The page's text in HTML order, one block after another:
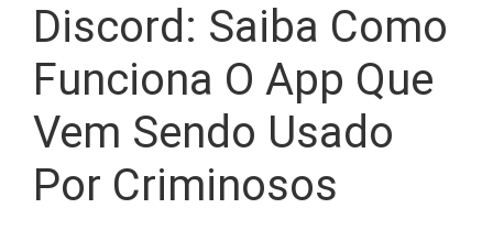
Discord: Saiba Como
Funciona O App Que
Vem Sendo Usado
Por Criminosos